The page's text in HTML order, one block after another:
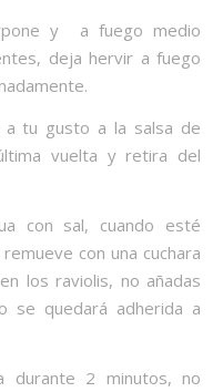
y a fuego medio
deja hervir a fuego
a tu gusto a la salsa de
vuelta y retira del
con sal, cuando esté
con una cuchara
los raviolis, no añadas
se quedará adherida a
durante 2 minutos, no